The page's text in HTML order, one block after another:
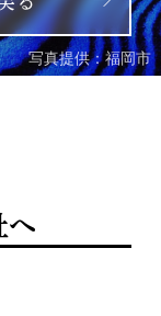
写真提供：福岡市
へ